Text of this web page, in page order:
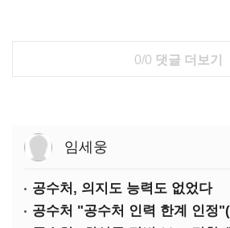
0/0 댓글 더보기
임세웅
공수처, 의지도 능력도 없었다
공수처 "공수처 인력 한계 인정